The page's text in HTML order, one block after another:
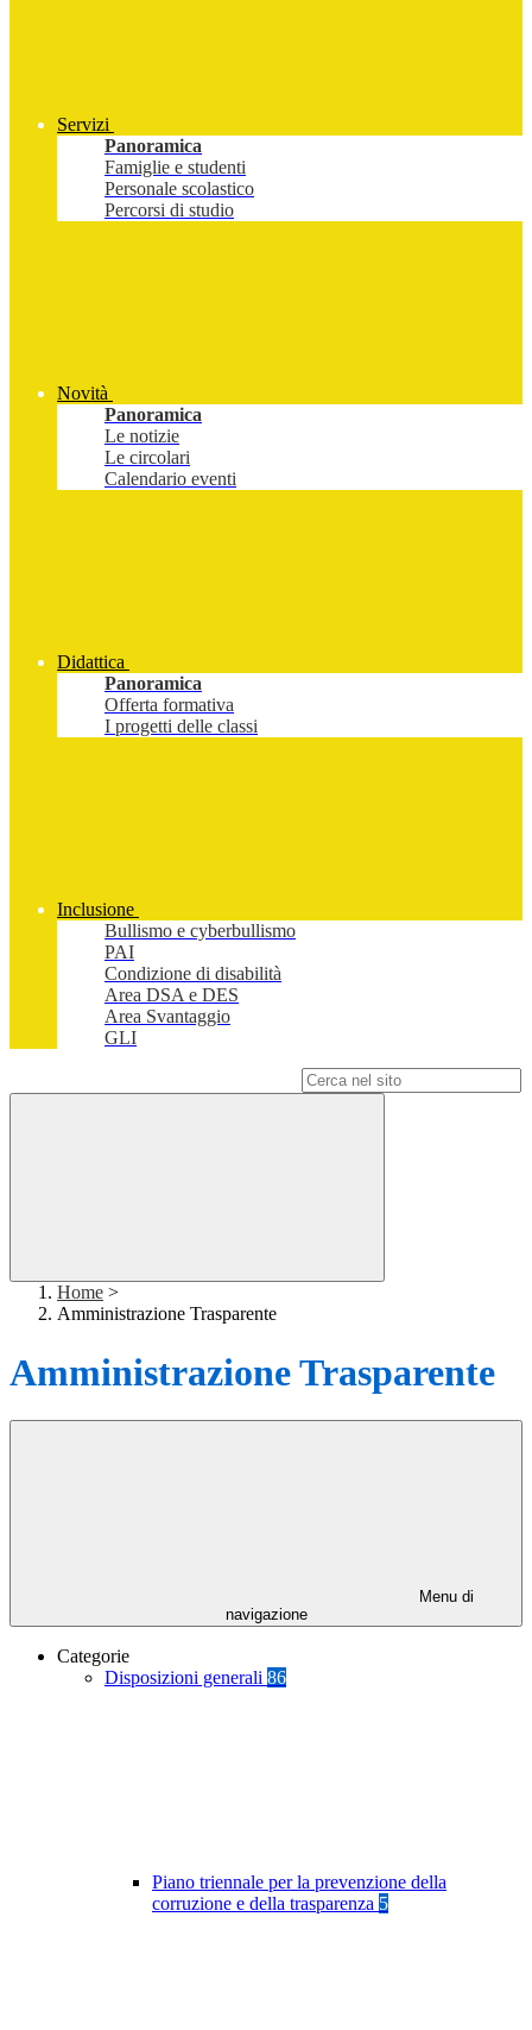
Servizi
Panoramica
Famiglie e studenti
Personale scolastico
Percorsi di studio
Novità
Panoramica
Le notizie
Le circolari
Calendario eventi
Didattica
Panoramica
Offerta formativa
I progetti delle classi
Inclusione
Bullismo e cyberbullismo
PAI
Condizione di disabilità
Area DSA e DES
Area Svantaggio
GLI
Home >
Amministrazione Trasparente
Amministrazione Trasparente
Menu di
navigazione
Categorie
Disposizioni generali 86
Piano triennale per la prevenzione della
corruzione e della trasparenza 5